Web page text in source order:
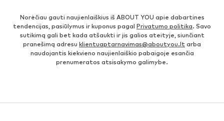
Norėčiau gauti naujienlaiškius iš ABOUT YOU apie dabartines
tendencijas, pasiūlymus ir kuponus pagal Privatumo politika. Savo
sutikimą gali bet kada atšaukti ir jis galios ateityje, siunčiant
pranešimą adresu klientuaptarnavimas@aboutyou.lt arba
naudojantis kiekvieno naujienlaiškio pabaigoje esančia
prenumeratos atsisakymo galimybe.